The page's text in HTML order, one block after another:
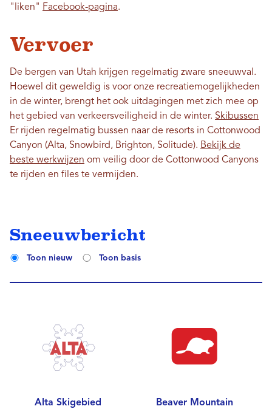
"liken" Facebook-pagina.
Vervoer
De bergen van Utah krijgen regelmatig zware sneeuwval.
Hoewel dit geweldig is voor onze recreatiemogelijkheden
in de winter, brengt het ook uitdagingen met zich mee op
het gebied van verkeersveiligheid in de winter. Skibussen
Er rijden regelmatig bussen naar de resorts in Cottonwood
Canyon (Alta, Snowbird, Brighton, Solitude). Bekijk de
beste werkwijzen om veilig door de Cottonwood Canyons
te rijden en files te vermijden.
Sneeuwbericht
Toon nieuw Toon basis
Alta Skigebied Beaver Mountain